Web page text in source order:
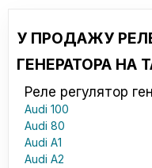
У ПРОДАЖУ
ГЕНЕРАТОРА НА
Реле регулятор
Audi 100
Audi 80
Audi A1
Audi A2